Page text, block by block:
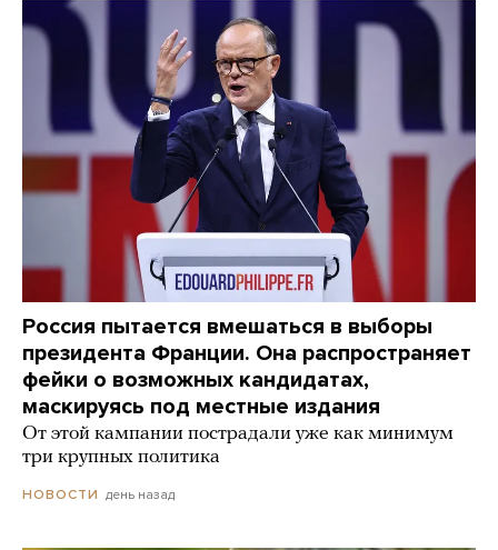
Россия пытается вмешаться в выборы
президента Франции. Она распространяет
фейки о возможных кандидатах,
маскируясь под местные издания
От этой кампании пострадали уже как минимум
три крупных политика
НОВОСТИ день назад